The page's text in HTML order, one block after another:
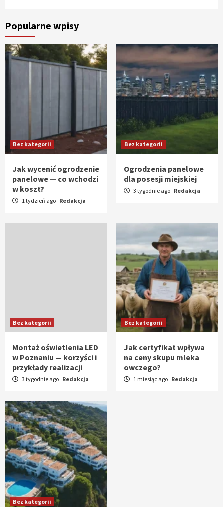
Popularne wpisy
Bez kategorii
Jak wycenić ogrodzenie
panelowe — co wchodzi
w koszt?
1 tydzień ago Redakcja
Bez kategorii
Ogrodzenia panelowe
dla posesji miejskiej
3 tygodnie ago Redakcja
Bez kategorii
Montaż oświetlenia LED
w Poznaniu — korzyści i
przykłady realizacji
3 tygodnie ago Redakcja
Bez kategorii
Jak certyfikat wpływa
na ceny skupu mleka
owczego?
1 miesiąc ago Redakcja
Bez kategorii